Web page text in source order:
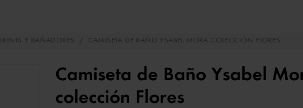
Y BAÑADORES / CAMISETA DE BAÑO YSABEL MORA COLECCIÓN FLORES
Camiseta de Baño Ysabel
colección Flores